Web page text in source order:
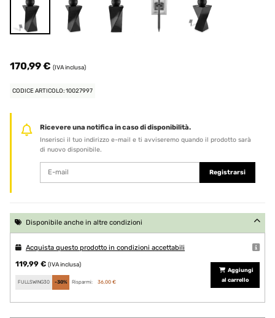
170,99 € (IVA inclusa)
CODICE ARTICOLO: 10027997
Ricevere una notifica in caso di disponibilità.
Inserisci il tuo indirizzo e-mail e ti avviseremo quando il prodotto sarà
di nuovo disponibile.
Registrarsi
Disponibile anche in altre condizioni
Acquista questo prodotto in condizioni accettabili
119,99 € (IVA inclusa)
FULLSWING30 -30% Risparmi: 36,00 €
Aggiungi
al carrello